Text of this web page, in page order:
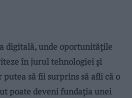
digitală, unde oportunitățile
în jurul tehnologiei și
să fii surprins să afli că o
poate deveni fundația unei